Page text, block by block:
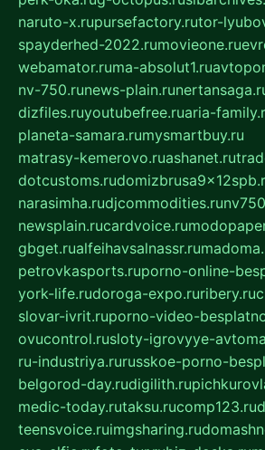
naruto-x.rupursefactory.rutor-
spayderhed-2022.rumovieone.ru
webamator.ruma-absolut1.ru
nv-750.runews-plain.ru
dizfiles.ruyoutubefree.ruaria-
planeta-samara.rumysmartbuy.ru
matrasy-kemerovo.ruashanet.ru
dotcustoms.ru
narasimha.rudjcommodities.ru
newsplain.rucardvoice.ru
gbget.rualfeihavsalnassr.ru
petrovkasports.ruporno-online-
york-life.rudoroga-expo.ruribery.ru
slovar-ivrit.ruporno-video-
ovucontrol.rusloty-igrovyye-
ru-industriya.rurusskoe-porno-
belgorod-day.rudigilith.ru
medic-today.rutaksu.rucomp123.ru
teensvoice.ruimgsharing.ru